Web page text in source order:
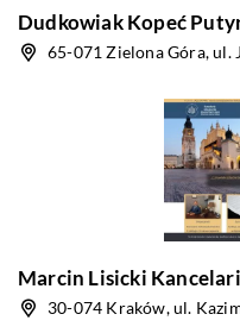
Dudkowiak Kopeć
65-071 Zielona Góra, ul.
Marcin Lisicki
30-074 Kraków, ul.